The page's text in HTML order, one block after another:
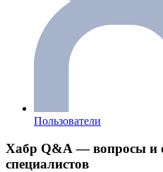
Пользователи
Хабр Q&A — вопросы и
специалистов